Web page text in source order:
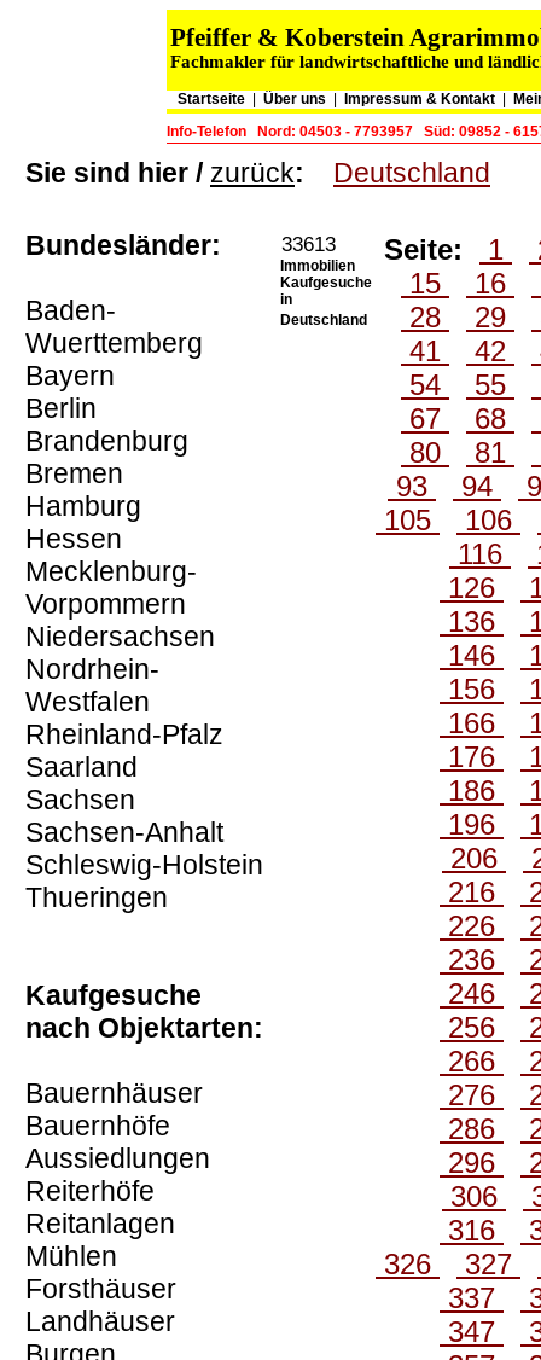
Pfeiffer & Koberstein
Fachmakler für landwirtschaftliche und
Startseite Über uns Impressum & Kontakt
Info-Telefon
Nord: 04503 - 7793957 Süd: 09852 -
Sie sind hier / zurück: Deutschland
Bundesländer:
Baden-
Wuerttemberg
Bayern
Berlin
Brandenburg
Bremen
Hamburg
Hessen
Mecklenburg-
Vorpommern
Niedersachsen
Nordrhein-
Westfalen
Rheinland-Pfalz
Saarland
Sachsen
Sachsen-Anhalt
Schleswig-Holstein
Thueringen
Kaufgesuche
nach Objektarten:
Bauernhäuser
Bauernhöfe
Aussiedlungen
Reiterhöfe
Reitanlagen
Mühlen
Forsthäuser
Landhäuser
33613
Immobilien
Kaufgesuche
in
Deutschland
Seite: 1
15
16
28
29
41
42
54
55
67
68
80
81
93
94
105
106
116
126
136
146
156
166
176
186
196
206
216
226
236
246
256
266
276
286
296
306
316
326
327
337
347